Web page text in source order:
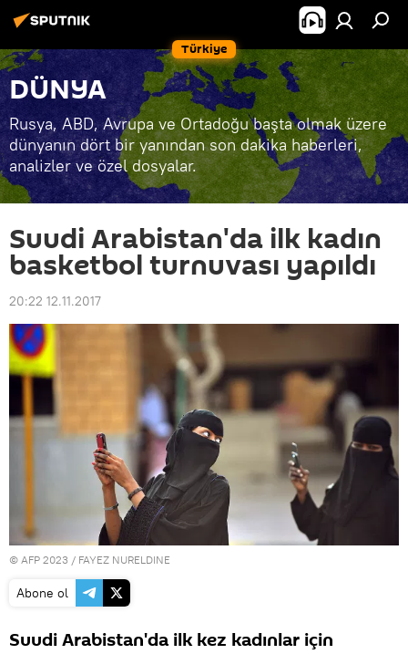
Türkiye
DÜNYA
Rusya, ABD, Avrupa ve Ortadoğu başta olmak üzere
dünyanın dört bir yanından son dakika haberleri,
analizler ve özel dosyalar.
Suudi Arabistan'da ilk kadın
basketbol turnuvası yapıldı
20:22 12.11.2017
© AFP 2023 / FAYEZ NURELDINE
Abone ol
Suudi Arabistan'da ilk kez kadınlar için